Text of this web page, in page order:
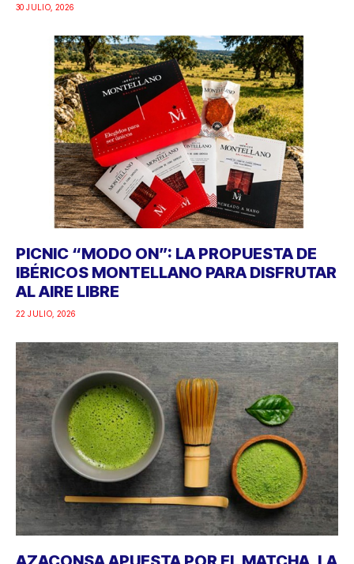
30 JULIO, 2026
PICNIC “MODO ON”: LA PROPUESTA DE
IBÉRICOS MONTELLANO PARA DISFRUTAR
AL AIRE LIBRE
22 JULIO, 2026